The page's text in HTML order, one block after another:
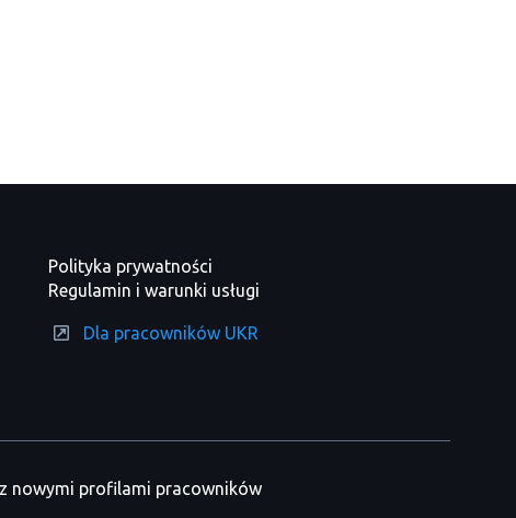
Polityka prywatności
Regulamin i warunki usługi
Dla pracowników UKR
nowymi profilami pracowników